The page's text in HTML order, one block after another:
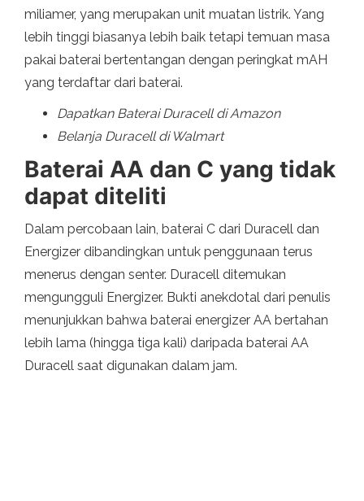
miliamer, yang merupakan unit muatan listrik. Yang
lebih tinggi biasanya lebih baik tetapi temuan masa
pakai baterai bertentangan dengan peringkat mAH
yang terdaftar dari baterai.
Dapatkan Baterai Duracell di Amazon
Belanja Duracell di Walmart
Baterai AA dan C yang tidak
dapat diteliti
Dalam percobaan lain, baterai C dari Duracell dan
Energizer dibandingkan untuk penggunaan terus
menerus dengan senter. Duracell ditemukan
mengungguli Energizer. Bukti anekdotal dari penulis
menunjukkan bahwa baterai energizer AA bertahan
lebih lama (hingga tiga kali) daripada baterai AA
Duracell saat digunakan dalam jam.